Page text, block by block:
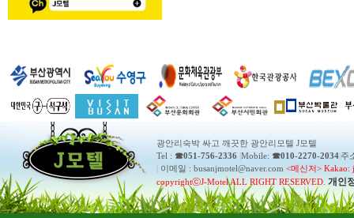
광안리숙박 싸고 깨끗한 광안리모텔 J모텔
Tel : ☎051-756-2336 |Mobile: ☎010-2270-2034|주
이메일 : busanjmotel@naver.com <메신저> Kakao:
copyrightⓒJ-Motel ALL RIGHT RESERVED. 개인